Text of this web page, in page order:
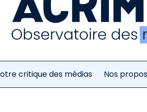
critique des médias Nos